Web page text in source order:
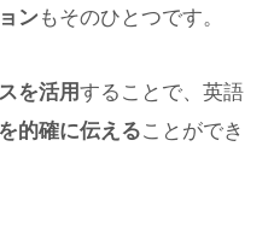
ンもそのひとつです。
を活用することで、英語
的確に伝えることができ